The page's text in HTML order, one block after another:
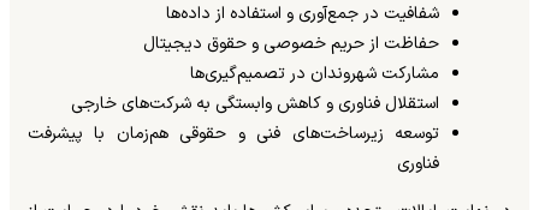
شفافیت در جمع‌آوری و استفاده از داده‌ها
حفاظت از حریم خصوصی و حقوق دیجیتال
مشارکت شهروندان در تصمیم‌گیری‌ها
استقلال فناوری و کاهش وابستگی به شرکت‌های خارجی
توسعه زیرساخت‌های فنی و حقوقی هم‌زمان با پیشرفت
فناوری